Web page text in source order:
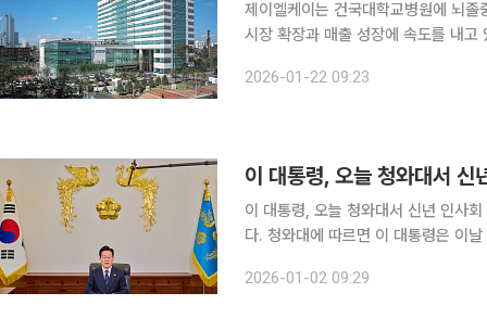
제이엘케이는 건국대학교병원에 뇌
시장 확장과 매출 성장에 속도를 내고 있다고 22일 밝혔다. 건
결과가 제공되면서 의료진은 치료 과
2026-01-22 09:23
이 대통령, 오늘 청와대서 신년 인사회 이재명 대통령이 오늘(2일) 청와대에서 신년 인사회를 엽니
다. 청와대에 따르면 이 대통령은 이
장동혁 대표를 비롯한 국민의힘 지도
2026-01-02 09:29